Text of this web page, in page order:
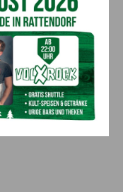
verarbeitete
werden